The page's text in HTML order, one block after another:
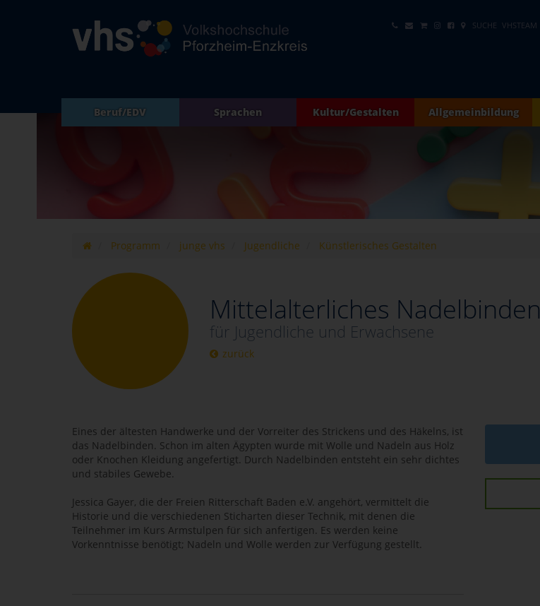
SUCHE VHSTEAM
Beruf/EDV Sprachen Kultur/Gestalten Allgemeinbildung
Programm junge vhs Jugendliche Künstlerisches Gestalten
Mittelalterliches Nadelbinden
für Jugendliche und Erwachsene
zurück
Eines der ältesten Handwerke und der Vorreiter des Strickens und des Häkelns, ist
das Nadelbinden. Schon im alten Ägypten wurde mit Wolle und Nadeln aus Holz
oder Knochen Kleidung angefertigt. Durch Nadelbinden entsteht ein sehr dichtes
und stabiles Gewebe.
Jessica Gayer, die der Freien Ritterschaft Baden e.V. angehört, vermittelt die
Historie und die verschiedenen Sticharten dieser Technik, mit denen die
Teilnehmer im Kurs Armstulpen für sich anfertigen. Es werden keine
Vorkenntnisse benötigt; Nadeln und Wolle werden zur Verfügung gestellt.